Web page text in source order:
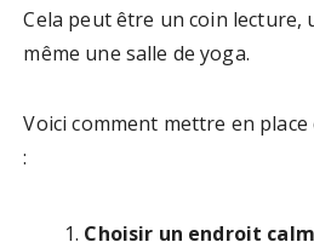
Cela peut être un coin lecture,
même une salle de yoga.
Voici comment mettre en place
:
Choisir un endroit